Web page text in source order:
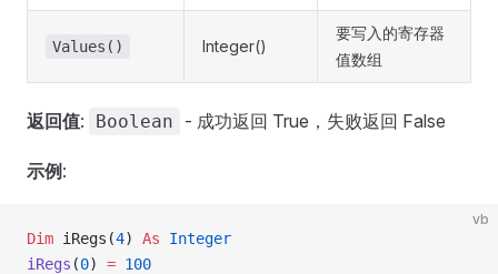
Values() Integer()
要写入的寄存器
值数组
返回值: Boolean - 成功返回 True，失败返回 False
示例 :
vb
Dim iRegs(4) As Integer
iRegs (0) = 100